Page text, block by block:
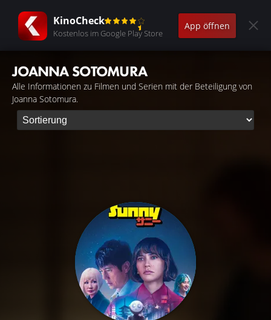
KinoCheck
Kostenlos im Google Play Store
App öffnen
JOANNA SOTOMURA
Alle Informationen zu Filmen und Serien mit der Beteiligung von
Joanna Sotomura.